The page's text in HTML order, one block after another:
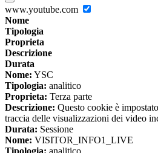
www.youtube.com
Nome
Tipologia
Proprieta
Descrizione
Durata
Nome: YSC
Tipologia: analitico
Proprieta: Terza parte
Descrizione: Questo cookie è
traccia delle visualizzazioni dei video
Durata: Sessione
Nome: VISITOR_INFO1_LIVE
Tipologia: analitico